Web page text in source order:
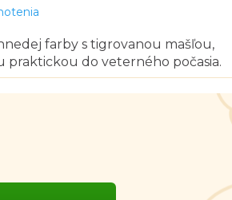
farby s tigrovanou mašľou,
do veterného počasia.